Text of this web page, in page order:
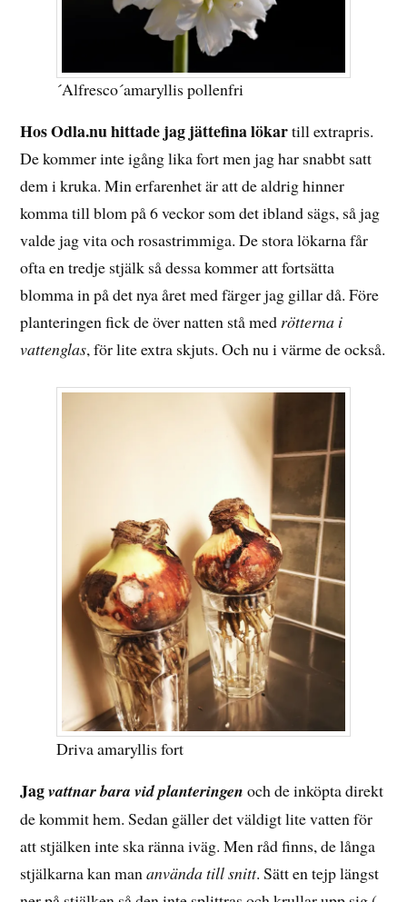
´Alfresco´amaryllis pollenfri
Hos Odla.nu hittade jag jättefina lökartill extrapris.
De kommer inte igång lika fort men jag har snabbt satt
dem i kruka. Min erfarenhet är att de aldrig hinner
komma till blom på 6 veckor som det ibland sägs, så jag
valde jag vita och rosastrimmiga. De stora lökarna får
ofta en tredje stjälk så dessa kommer att fortsätta
blomma in på det nya året med färger jag gillar då. Före
planteringen fick de över natten stå med rötterna i
vattenglas, för lite extra skjuts. Och nu i värme de också.
Driva amaryllis fort
Jagvattnar bara vid planteringen och de inköpta direkt
de kommit hem. Sedan gäller det väldigt lite vatten för
att stjälken inte ska ränna iväg. Men råd finns, de långa
stjälkarna kan mananvända till snitt. Sätt en tejp längst